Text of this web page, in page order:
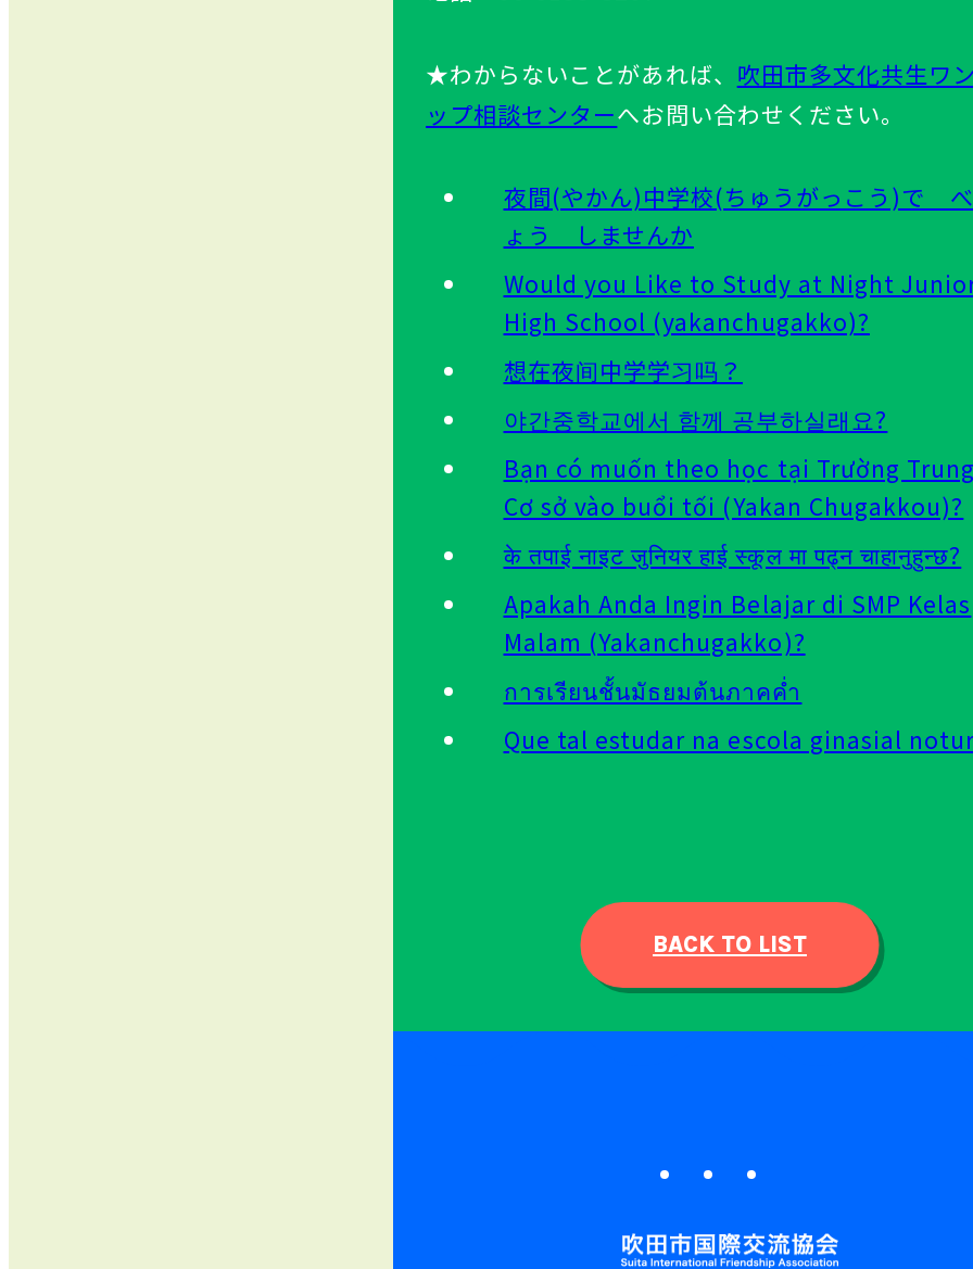
★わからないことがあれば、 吹田市多文化共生ワ
ップ相談センターへお問い合わせください。
夜間(やかん)中学校(ちゅうがっこう)で
ょう しませんか
Would you Like to Study at Night
High School (yakanchugakko)?
想在夜间中学学习吗？
야간중학교에서 함께 공부하실래요?
Bạn có muốn theo học tại Trường
Cơ sở vào buổi tối (Yakan Chugakkou)?
के तपाई नाइट जुनियर हाई स्कूल मा पढ्न चाहानुहुन्छ?
Apakah Anda Ingin Belajar di SMP Kelas
Malam (Yakanchugakko)?
การเรียนชั้นมัธยมต้นภาคค่ำ
Que tal estudar na escola ginasial
BACK TO LIST